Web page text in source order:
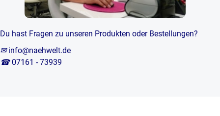
Du hast Fragen zu unseren Produkten oder Bestellungen?
✉ info@naehwelt.de
☎ 07161 - 73939